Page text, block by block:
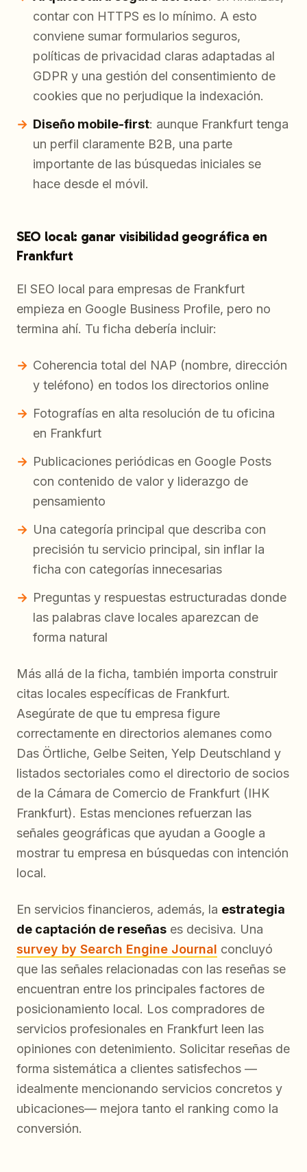
contar con HTTPS es lo mínimo. A esto
conviene sumar formularios seguros,
políticas de privacidad claras adaptadas al
GDPR y una gestión del consentimiento de
cookies que no perjudique la indexación.
Diseño mobile-first: aunque Frankfurt tenga
un perfil claramente B2B, una parte
importante de las búsquedas iniciales se
hace desde el móvil.
SEO local: ganar visibilidad geográfica en
Frankfurt
El SEO local para empresas de Frankfurt
empieza en Google Business Profile, pero no
termina ahí. Tu ficha debería incluir:
Coherencia total del NAP (nombre, dirección
y teléfono) en todos los directorios online
Fotografías en alta resolución de tu oficina
en Frankfurt
Publicaciones periódicas en Google Posts
con contenido de valor y liderazgo de
pensamiento
Una categoría principal que describa con
precisión tu servicio principal, sin inflar la
ficha con categorías innecesarias
Preguntas y respuestas estructuradas donde
las palabras clave locales aparezcan de
forma natural
Más allá de la ficha, también importa construir
citas locales específicas de Frankfurt.
Asegúrate de que tu empresa figure
correctamente en directorios alemanes como
Das Örtliche, Gelbe Seiten, Yelp Deutschland y
listados sectoriales como el directorio de socios
de la Cámara de Comercio de Frankfurt (IHK
Frankfurt). Estas menciones refuerzan las
señales geográficas que ayudan a Google a
mostrar tu empresa en búsquedas con intención
local.
En servicios financieros, además, la estrategia
de captación de reseñas es decisiva. Una
survey by Search Engine Journal concluyó
que las señales relacionadas con las reseñas se
encuentran entre los principales factores de
posicionamiento local. Los compradores de
servicios profesionales en Frankfurt leen las
opiniones con detenimiento. Solicitar reseñas de
forma sistemática a clientes satisfechos —
idealmente mencionando servicios concretos y
ubicaciones— mejora tanto el ranking como la
conversión.